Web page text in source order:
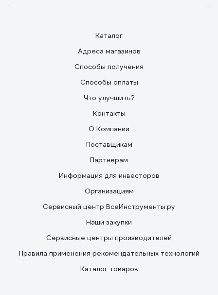
Каталог
Адреса магазинов
Способы получения
Способы оплаты
Что улучшить?
Контакты
О Компании
Поставщикам
Партнерам
Информация для инвесторов
Организациям
Сервисный центр ВсеИнструменты.ру
Наши закупки
Сервисные центры производителей
Правила применения рекомендательных технологий
Каталог товаров